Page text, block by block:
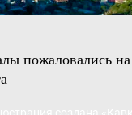
пожаловались